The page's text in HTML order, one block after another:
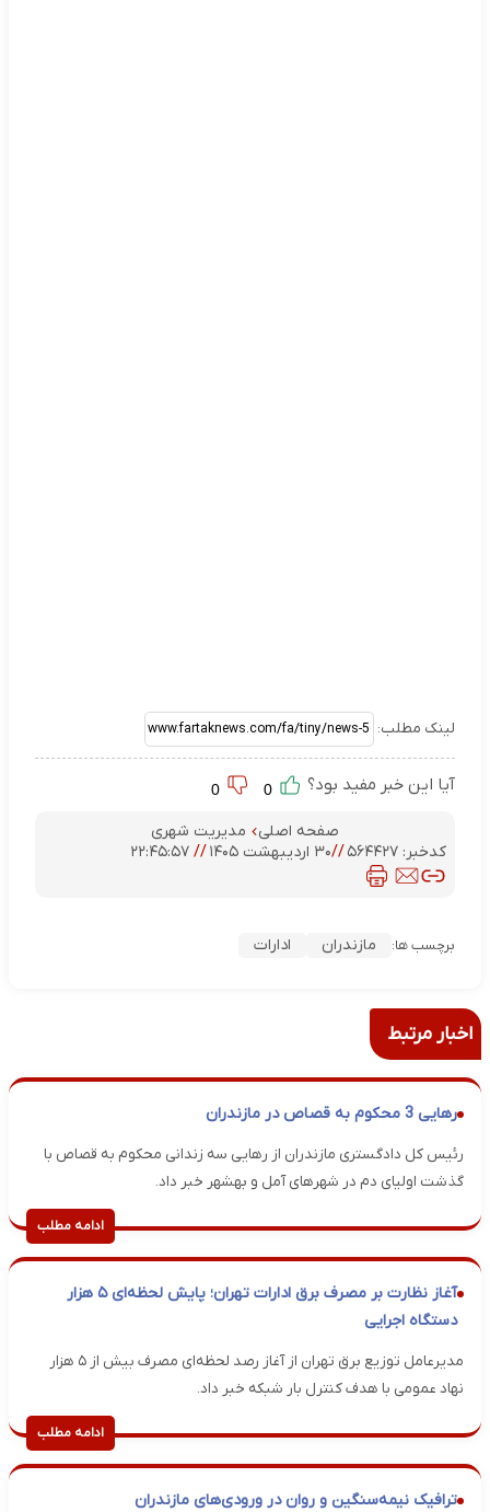
لینک مطلب:
آیا این خبر مفید بود؟
صفحه اصلی
مدیریت شهری
کدخبر: ۵۶۴۴۲۷ //۳۰ اردیبهشت ۱۴۰۵ // ۲۲:۴۵:۵۷
برچسب ها: مازندران ادارات
اخبار مرتبط
رهایی 3 محکوم به قصاص در مازندران
رئیس کل دادگستری مازندران از رهایی سه زندانی محکوم به قصاص با
گذشت اولیای دم در شهر‌های آمل و بهشهر خبر داد.
ادامه مطلب
آغاز نظارت بر مصرف برق ادارات تهران؛ پایش لحظه‌ای ۵ هزار
دستگاه اجرایی
مدیرعامل توزیع برق تهران از آغاز رصد لحظه‌ای مصرف بیش از ۵ هزار
نهاد عمومی با هدف کنترل بار شبکه خبر داد.
ادامه مطلب
ترافیک نیمه‌سنگین و روان در ورودی‌های مازندران